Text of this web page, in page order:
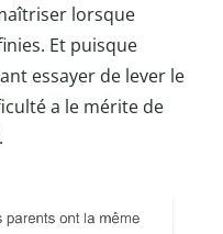
lorsque
Et puisque
essayer de lever le
a le mérite de